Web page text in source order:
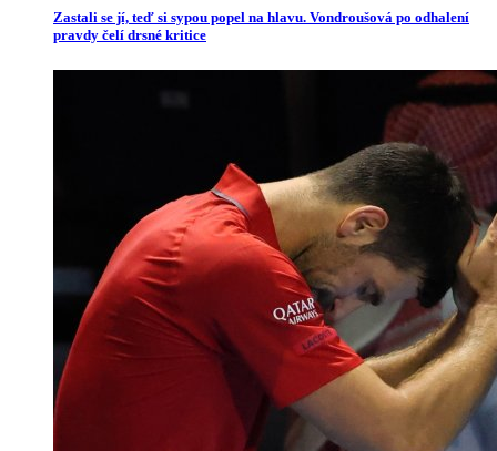
Zastali se jí, teď si sypou popel na hlavu. Vondroušová po odhalení
pravdy čelí drsné kritice